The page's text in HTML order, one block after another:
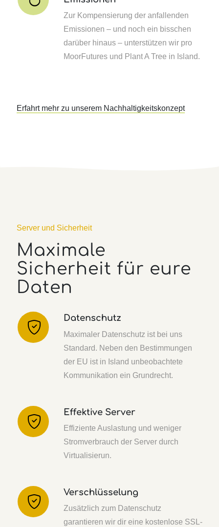
Zur Kompensierung der anfallenden
Emissionen – und noch ein bisschen
darüber hinaus – unterstützen wir pro
MoorFutures und Plant A Tree in Island.
Erfahrt mehr zu unserem Nachhaltigkeitskonzept
Server und Sicherheit
Maximale
Sicherheit für eure
Daten
Datenschutz
Maximaler Datenschutz ist bei uns
Standard. Neben den Bestimmungen
der EU ist in Island unbeobachtete
Kommunikation ein Grundrecht.
Effektive Server
Effiziente Auslastung und weniger
Stromverbrauch der Server durch
Virtualisierun.
Verschlüsselung
Zusätzlich zum Datenschutz
garantieren wir dir eine kostenlose SSL-